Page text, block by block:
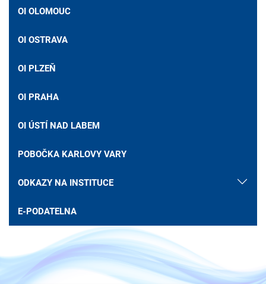
OI OLOMOUC
OI OSTRAVA
OI PLZEŇ
OI PRAHA
OI ÚSTÍ NAD LABEM
POBOČKA KARLOVY VARY
ODKAZY NA INSTITUCE
E-PODATELNA